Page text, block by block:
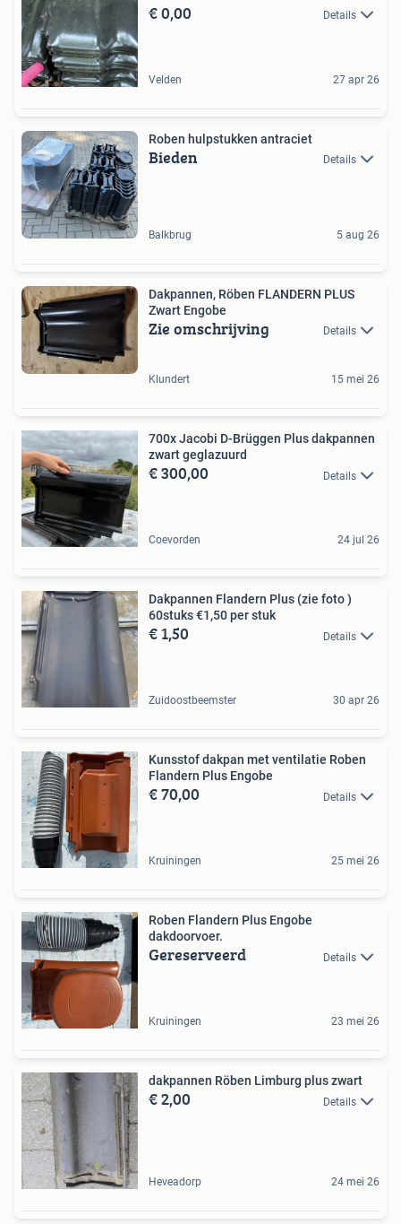
€ 0,00 Details
Velden 27 apr 26
Roben hulpstukken antraciet
Bieden Details
Balkbrug 5 aug 26
Dakpannen, Röben FLANDERN PLUS
Zwart Engobe
Zie omschrijving Details
Klundert 15 mei 26
700x Jacobi D-Brüggen Plus dakpannen
zwart geglazuurd
€ 300,00 Details
Coevorden 24 jul 26
Dakpannen Flandern Plus (zie foto )
60stuks €1,50 per stuk
€ 1,50 Details
Zuidoostbeemster 30 apr 26
Kunsstof dakpan met ventilatie Roben
Flandern Plus Engobe
€ 70,00 Details
Kruiningen 25 mei 26
Roben Flandern Plus Engobe
dakdoorvoer.
Gereserveerd Details
Kruiningen 23 mei 26
dakpannen Röben Limburg plus zwart
€ 2,00 Details
Heveadorp 24 mei 26